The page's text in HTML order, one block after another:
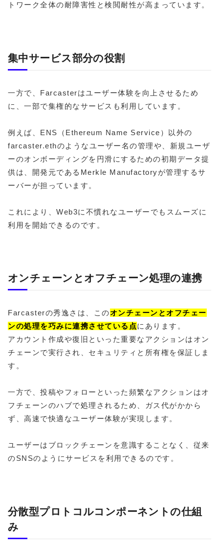
トワーク全体の耐障害性と検閲耐性が高まっています。
集中サービス部分の役割
一方で、Farcasterはユーザー体験を向上させるため
に、一部で集権的なサービスも利用しています。
例えば、ENS（Ethereum Name Service）以外の
farcaster.ethのようなユーザー名の管理や、新規ユーザ
ーのオンボーディングを円滑にするための初期データ提
供は、開発元であるMerkle Manufactoryが管理するサ
ーバーが担っています。
これにより、Web3に不慣れなユーザーでもスムーズに
利用を開始できるのです。
オンチェーンとオフチェーン処理の連携
Farcasterの秀逸さは、このオンチェーンとオフチェー
ンの処理を巧みに連携させている点にあります。
アカウント作成や復旧といった重要なアクションはオン
チェーンで実行され、セキュリティと所有権を保証しま
す。
一方で、投稿やフォローといった頻繁なアクションはオ
フチェーンのハブで処理されるため、ガス代がかから
ず、高速で快適なユーザー体験が実現します。
ユーザーはブロックチェーンを意識することなく、従来
のSNSのようにサービスを利用できるのです。
分散型プロトコルコンポーネントの仕組
み